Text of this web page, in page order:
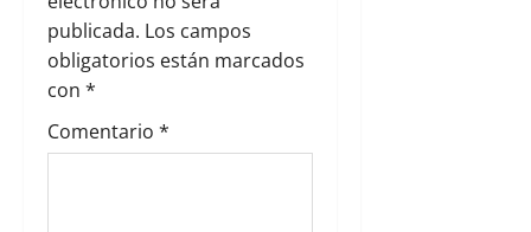
d
e
e
publicada. Los campos
obligatorios están marcados
con *
Comentario *